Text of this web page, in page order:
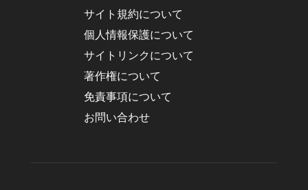
サイト規約について
個人情報保護について
サイトリンクについて
著作権について
免責事項について
お問い合わせ